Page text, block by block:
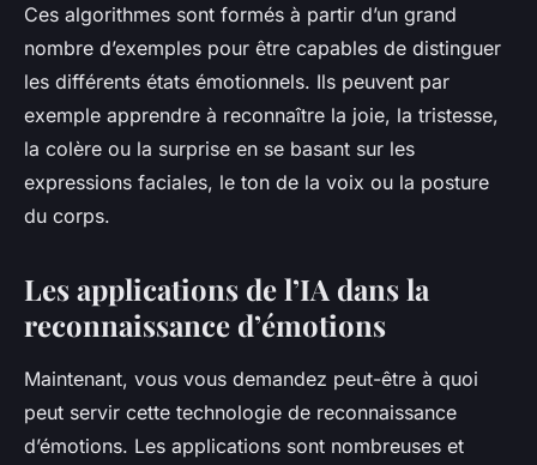
Ces algorithmes sont formés à partir d’un grand
nombre d’exemples pour être capables de distinguer
les différents états émotionnels. Ils peuvent par
exemple apprendre à reconnaître la joie, la tristesse,
la colère ou la surprise en se basant sur les
expressions faciales, le ton de la voix ou la posture
du corps.
Les applications de l’IA dans la
reconnaissance d’émotions
Maintenant, vous vous demandez peut-être à quoi
peut servir cette technologie de reconnaissance
d’émotions. Les applications sont nombreuses et